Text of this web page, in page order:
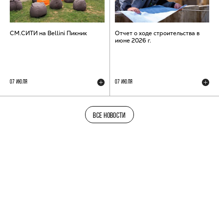
СМ.СИТИ на Bellini Пикник
07 ИЮЛЯ
Отчет о ходе строительства в
июне 2026 г.
07 ИЮЛЯ
ВСЕ НОВОСТИ